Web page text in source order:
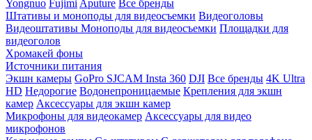
Yongnuo Fujimi Aputure Все бренды
Штативы и моноподы для видеосъемки Видеоголовы
Видеоштативы Моноподы для видеосъемки Площадки для
видеоголов
Хромакей фоны
Источники питания
Экшн камеры GoPro SJCAM Insta 360 DJI Все бренды 4K Ultra
HD Недорогие Водонепроницаемые Крепления для экшн
камер Аксессуары для экшн камер
Микрофоны для видеокамер Аксессуары для видео
микрофонов